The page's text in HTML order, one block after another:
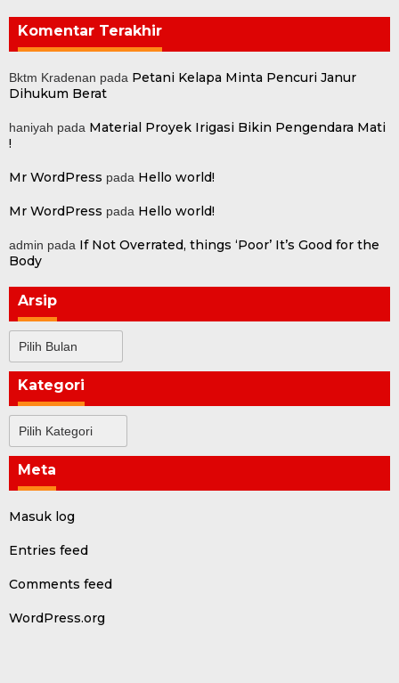
Komentar Terakhir
Bktm Kradenan pada Petani Kelapa Minta Pencuri Janur
Dihukum Berat
haniyah pada Material Proyek Irigasi Bikin Pengendara Mati
!
Mr WordPress pada Hello world!
Mr WordPress pada Hello world!
admin pada If Not Overrated, things ‘Poor’ It’s Good for the
Body
Arsip
Kategori
Meta
Masuk log
Entries feed
Comments feed
WordPress.org